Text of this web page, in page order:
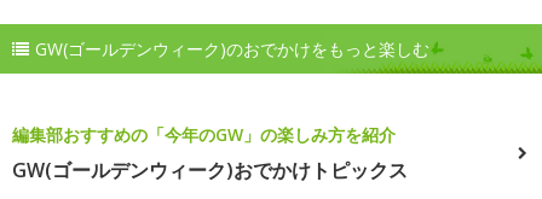
GW(ゴールデンウィーク)のおでかけをもっと楽しむ
編集部おすすめの「今年のGW」の楽しみ方を紹介
GW(ゴールデンウィーク)おでかけトピックス